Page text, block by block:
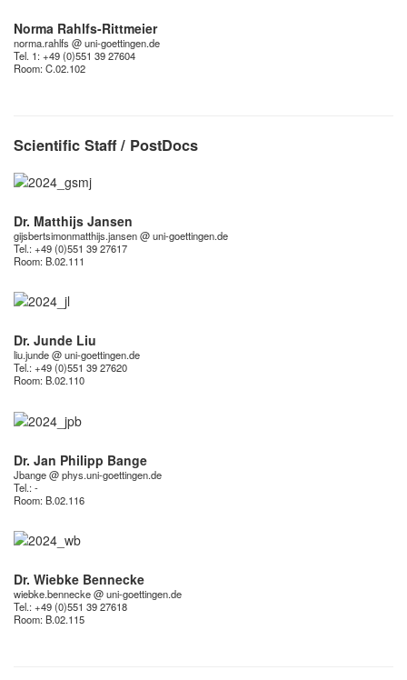
Norma Rahlfs-Rittmeier
norma.rahlfs @ uni-goettingen.de
Tel. 1: +49 (0)551 39 27604
Room:C.02.102
Scientific Staff / PostDocs
Dr. Matthijs Jansen
gijsbertsimonmatthijs.jansen @ uni-goettingen.de
Tel.: +49 (0)551 39 27617
Room:B.02.111
Dr. Junde Liu
liu.junde @ uni-goettingen.de
Tel.: +49 (0)551 39 27620
Room:B.02.110
Dr. Jan Philipp Bange
Jbange @ phys.uni-goettingen.de
Tel.: -
Room:B.02.116
Dr. Wiebke Bennecke
wiebke.bennecke @ uni-goettingen.de
Tel.: +49 (0)551 39 27618
Room:B.02.115